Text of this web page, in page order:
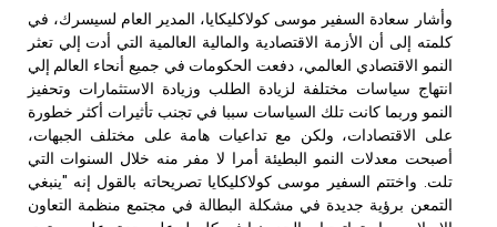
وأشار سعادة السفير موسى كولاكليكايا، المدير العام لسيسرك، في
كلمته إلى أن الأزمة الاقتصادية والمالية العالمية التي أدت إلي تعثر
النمو الاقتصادي العالمي، دفعت الحكومات في جميع أنحاء العالم إلي
انتهاج سياسات مختلفة لزيادة الطلب وزيادة الاستثمارات وتحفيز
النمو وربما كانت تلك السياسات سببا في تجنب تأثيرات أكثر خطورة
على الاقتصادات، ولكن مع تداعيات هامة على مختلف الجبهات،
أصبحت معدلات النمو البطيئة أمرا لا مفر منه خلال السنوات التي
تلت. واختتم السفير موسى كولاكليكايا تصريحاته بالقول إنه "ينبغي
التمعن برؤية جديدة في مشكلة البطالة في مجتمع منظمة التعاون